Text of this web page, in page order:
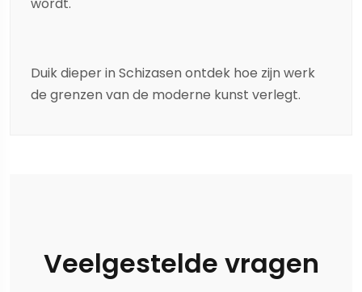
wordt.
Duik dieper inSchizasen ontdek hoe zijn werk
de grenzen van de moderne kunst verlegt.
Veelgestelde vragen